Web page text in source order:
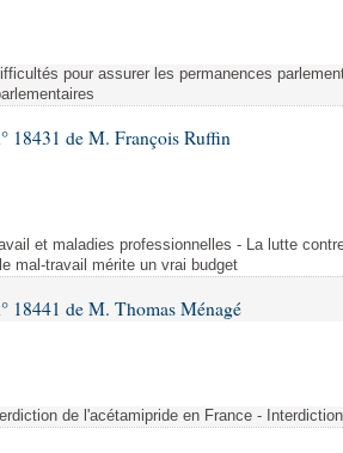
des lois
orales
débats
pour assurer les permanences
18431 de M. François Ruffin
et maladies professionnelles - La lutte
mal-travail mérite un vrai budget
18441 de M. Thomas Ménagé
de l'acétamipride en France -